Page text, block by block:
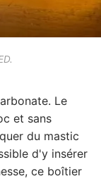
Le
et sans
du mastic
d'y insérer
ce boîtier